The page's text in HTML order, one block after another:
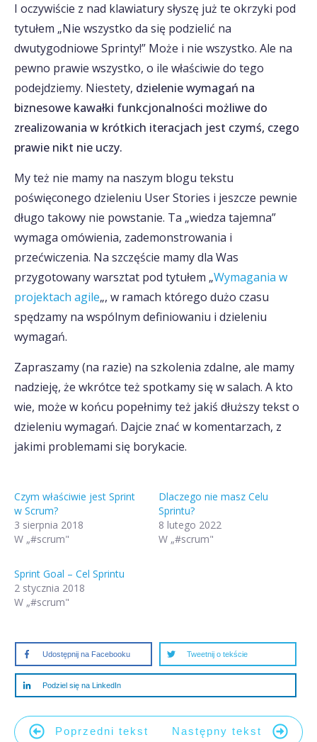
I oczywiście z nad klawiatury słyszę już te okrzyki pod
tytułem „Nie wszystko da się podzielić na
dwutygodniowe Sprinty!” Może i nie wszystko. Ale na
pewno prawie wszystko, o ile właściwie do tego
podejdziemy. Niestety, dzielenie wymagań na
biznesowe kawałki funkcjonalności możliwe do
zrealizowania w krótkich iteracjach jest czymś, czego
prawie nikt nie uczy.
My też nie mamy na naszym blogu tekstu
poświęconego dzieleniu User Stories i jeszcze pewnie
długo takowy nie powstanie. Ta „wiedza tajemna”
wymaga omówienia, zademonstrowania i
przećwiczenia. Na szczęście mamy dla Was
przygotowany warsztat pod tytułem „Wymagania w
projektach agile„, w ramach którego dużo czasu
spędzamy na wspólnym definiowaniu i dzieleniu
wymagań.
Zapraszamy (na razie) na szkolenia zdalne, ale mamy
nadzieję, że wkrótce też spotkamy się w salach. A kto
wie, może w końcu popełnimy też jakiś dłuższy tekst o
dzieleniu wymagań. Dajcie znać w komentarzach, z
jakimi problemami się borykacie.
Czym właściwie jest Sprint
w Scrum?
3 sierpnia 2018
W „#scrum"
Dlaczego nie masz Celu
Sprintu?
8 lutego 2022
W „#scrum"
Sprint Goal – Cel Sprintu
2 stycznia 2018
W „#scrum"
Udostępnij na Facebooku Tweetnij o tekście
Podziel się na LinkedIn
Poprzedni tekst Następny tekst